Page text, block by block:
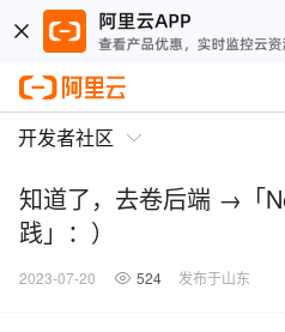
开发者社区
知道了，去卷后端 →「
践」：）
2023-07-20 524 发布于山东